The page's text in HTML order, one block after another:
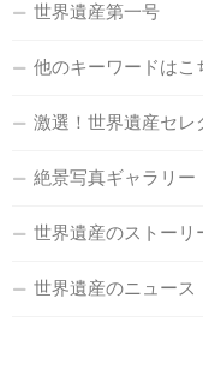
世界遺産第一号
他のキーワードはこ
激選！世界遺産セレ
絶景写真ギャラリー
世界遺産のストーリ
世界遺産のニュース